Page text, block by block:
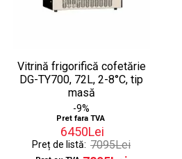
Vitrină frigorifică cofetărie
DG-TY700, 72L, 2-8°C, tip
masă
-9%
Pret fara TVA
6450Lei
Preț de listă: 7095Lei